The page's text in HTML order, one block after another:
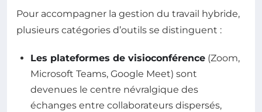
Pour accompagner la gestion du travail hybride,
plusieurs catégories d’outils se distinguent :
Les plateformes de visioconférence (Zoom,
Microsoft Teams, Google Meet) sont
devenues le centre névralgique des
échanges entre collaborateurs dispersés,